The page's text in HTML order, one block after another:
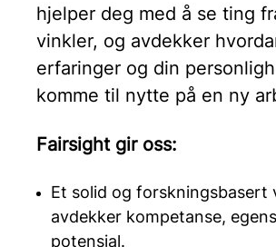
hjelper deg med å se ting
vinkler, og avdekker
erfaringer og din
komme til nytte på en ny
Fairsight gir oss:
Et solid og forskningsbasert
avdekker kompetanse,
potensial.